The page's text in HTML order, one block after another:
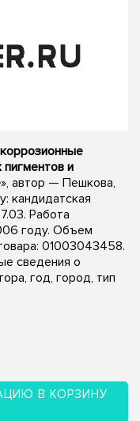
и
», автор — Пешкова,
кандидатская
Работа
году. Объем
01003043458.
сведения о
год, город, тип
В КОРЗИНУ